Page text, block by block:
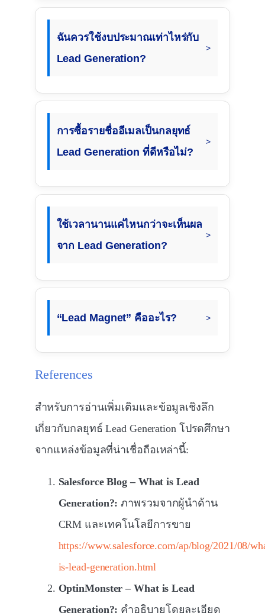
ฉันควรใช้งบประมาณเท่าไหร่กับ
Lead Generation?
การซื้อรายชื่ออีเมลเป็นกลยุทธ์
Lead Generation ที่ดีหรือไม่?
ใช้เวลานานแค่ไหนกว่าจะเห็นผล
จาก Lead Generation?
“Lead Magnet” คืออะไร?
References
สำหรับการอ่านเพิ่มเติมและข้อมูลเชิงลึก
เกี่ยวกับกลยุทธ์ Lead Generation โปรดศึกษา
จากแหล่งข้อมูลที่น่าเชื่อถือเหล่านี้:
Salesforce Blog – What is Lead
Generation?: ภาพรวมจากผู้นำด้าน
CRM และเทคโนโลยีการขาย
https://www.salesforce.com/ap/blog/2021/08/
is-lead-generation.html
OptinMonster – What is Lead
Generation?: คำอธิบายโดยละเอียด